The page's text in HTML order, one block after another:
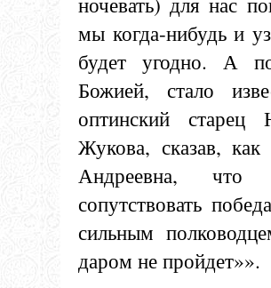
мы когда-нибудь и
будет угодно. А
Божией, стало
оптинский старец
Жукова, сказав, как
Андреевна,
сопутствовать
сильным
даром не пройдет»».